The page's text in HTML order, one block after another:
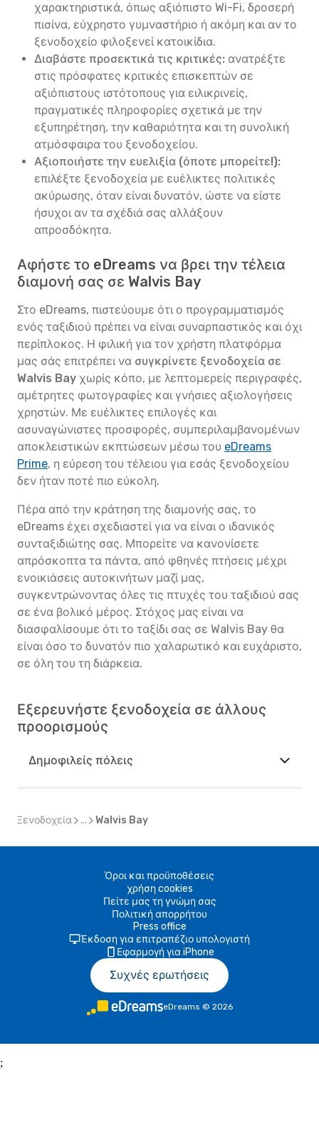
χαρακτηριστικά, όπως αξιόπιστο Wi-Fi, δροσερή
πισίνα, εύχρηστο γυμναστήριο ή ακόμη και αν το
ξενοδοχείο φιλοξενεί κατοικίδια.
Διαβάστε προσεκτικά τις κριτικές: ανατρέξτε
στις πρόσφατες κριτικές επισκεπτών σε
αξιόπιστους ιστότοπους για ειλικρινείς,
πραγματικές πληροφορίες σχετικά με την
εξυπηρέτηση, την καθαριότητα και τη συνολική
ατμόσφαιρα του ξενοδοχείου.
Αξιοποιήστε την ευελιξία (όποτε μπορείτε!):
επιλέξτε ξενοδοχεία με ευέλικτες πολιτικές
ακύρωσης, όταν είναι δυνατόν, ώστε να είστε
ήσυχοι αν τα σχέδιά σας αλλάξουν
απροσδόκητα.
Αφήστε το eDreams να βρει την τέλεια
διαμονή σας σε Walvis Bay
Στο eDreams, πιστεύουμε ότι ο προγραμματισμός
ενός ταξιδιού πρέπει να είναι συναρπαστικός και όχι
περίπλοκος. Η φιλική για τον χρήστη πλατφόρμα
μας σάς επιτρέπει να συγκρίνετε ξενοδοχεία σε
Walvis Bay χωρίς κόπο, με λεπτομερείς περιγραφές,
αμέτρητες φωτογραφίες και γνήσιες αξιολογήσεις
χρηστών. Με ευέλικτες επιλογές και
ασυναγώνιστες προσφορές, συμπεριλαμβανομένων
αποκλειστικών εκπτώσεων μέσω του eDreams
Prime, η εύρεση του τέλειου για εσάς ξενοδοχείου
δεν ήταν ποτέ πιο εύκολη.
Πέρα από την κράτηση της διαμονής σας, το
eDreams έχει σχεδιαστεί για να είναι ο ιδανικός
συνταξιδιώτης σας. Μπορείτε να κανονίσετε
απρόσκοπτα τα πάντα, από φθηνές πτήσεις μέχρι
ενοικιάσεις αυτοκινήτων μαζί μας,
συγκεντρώνοντας όλες τις πτυχές του ταξιδιού σας
σε ένα βολικό μέρος. Στόχος μας είναι να
διασφαλίσουμε ότι το ταξίδι σας σε Walvis Bay θα
είναι όσο το δυνατόν πιο χαλαρωτικό και ευχάριστο,
σε όλη του τη διάρκεια.
Εξερευνήστε ξενοδοχεία σε άλλους
προορισμούς
Δημοφιλείς πόλεις
Ξενοδοχεία ... Walvis Bay
Όροι και προϋποθέσεις
χρήση cookies
Πείτε μας τη γνώμη σας
Πολιτική απορρήτου
Press office
Έκδοση για επιτραπέζιο υπολογιστή
Εφαρμογή για iPhone
Συχνές ερωτήσεις
eDreams © 2026
;